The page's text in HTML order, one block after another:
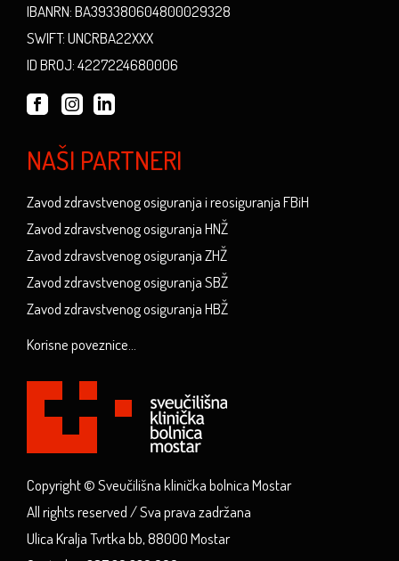
IBANRN: BA393380604800029328
SWIFT: UNCRBA22XXX
ID BROJ: 4227224680006
NAŠI PARTNERI
Zavod zdravstvenog osiguranja i reosiguranja FBiH
Zavod zdravstvenog osiguranja HNŽ
Zavod zdravstvenog osiguranja ZHŽ
Zavod zdravstvenog osiguranja SBŽ
Zavod zdravstvenog osiguranja HBŽ
Korisne poveznice...
Copyright © Sveučilišna klinička bolnica Mostar
All rights reserved / Sva prava zadržana
Ulica Kralja Tvrtka bb, 88000 Mostar